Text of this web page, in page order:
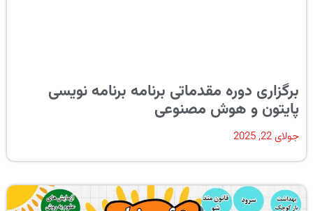
برگزاری دوره مقدماتی برنامه برنامه نویسی
پایتون و هوش مصنوعی
جولای 22, 2025